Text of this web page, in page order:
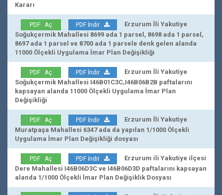
Kararı
PDF Aç PDF İndir
Erzurum İli Yakutiye
Soğukçermik Mahallesi 8699 ada 1 parsel, 8698 ada 1 parsel,
8697 ada 1 parsel ve 8700 ada 1 parsele denk gelen alanda
11000 Ölçekli Uygulama İmar Plan Değişikliği
PDF Aç PDF İndir
Erzurum İli Yakutiye
Soğukçermik Mahallesi I46B01C3C,I46B06B2B paftalarını
kapsayan alanda 11000 Ölçekli Uygulama İmar Plan
Değişikliği
PDF Aç PDF İndir
Erzurum İli Yakutiye
Muratpaşa Mahallesi 6347 ada da yapılan 1/1000 Ölçekli
Uygulama İmar Plan Değişikliği dosyası
PDF Aç PDF İndir
Erzurum ili Yakutiye ilçesi
Dere Mahallesi I46B06D3C ve I46B06D3D paftalarını kapsayan
alanda 1/1000 Ölçekli İmar Plan Değişiklik Dosyası